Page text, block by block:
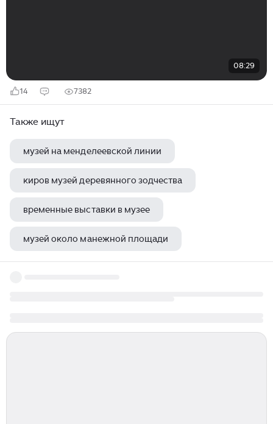
08:29
14 7382
Также ищут
музей на менделеевской линии
киров музей деревянного зодчества
временные выставки в музее
музей около манежной площади